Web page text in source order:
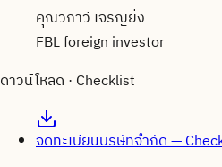
คุณวิภาวี เจริญยิ่ง
FBL foreign investor
ดาวน์โหลด · Checklist
จดทะเบียนบริษัทจำกัด —